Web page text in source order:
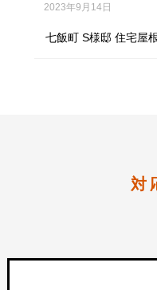
2023年9月14日
七飯町 S様邸 住宅屋
対